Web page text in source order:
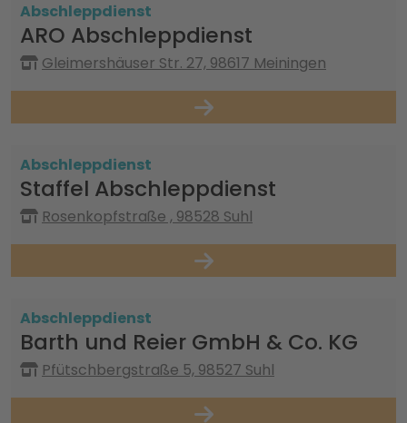
Abschleppdienst
ARO Abschleppdienst
Gleimershäuser Str. 27, 98617 Meiningen
Abschleppdienst
Staffel Abschleppdienst
Rosenkopfstraße , 98528 Suhl
Abschleppdienst
Barth und Reier GmbH & Co. KG
Pfütschbergstraße 5, 98527 Suhl